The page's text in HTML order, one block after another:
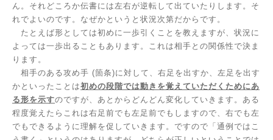
ん。それどころか伝書には左右が逆転して出ていたりします。そ
れでよいのです。なぜかというと状況次第だからです。
たとえば形としては初めに一歩引くことを教えますが、状況に
よっては一歩出ることもあります。これは相手との関係性で決ま
ります。
相手のある攻め手 (箇条)に対して、右足を出すか、左足を出す
かといったことは初めの段階では動きを覚えていただくためにあ
る形を示すのですが、あとからどんどん変化していきます。ある
程度覚えたらこれは右足前でも左足前でもしますので、右でも左
でもできるように理解を促していきます。ですので「通例ではこ